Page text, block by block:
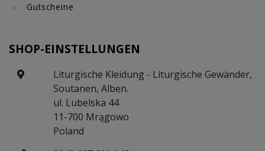
Gutscheine
SHOP-EINSTELLUNGEN
Liturgische Kleidung - Liturgische Gewänder,
Soutanen, Alben.
ul. Lubelska 44
11-700 Mrągowo
Poland